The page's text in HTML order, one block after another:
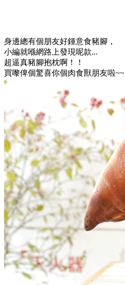
身邊總有個朋友好鍾意食豬腳，
小編就喺網路上發現呢款...
超逼真豬腳抱枕啊！！
買嚟俾個驚喜你個肉食獸朋友啦~~